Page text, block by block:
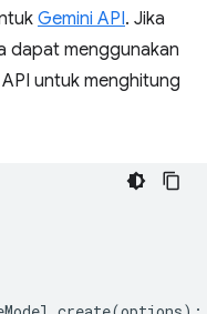
Gemini API. Jika
dapat menggunakan
untuk menghitung